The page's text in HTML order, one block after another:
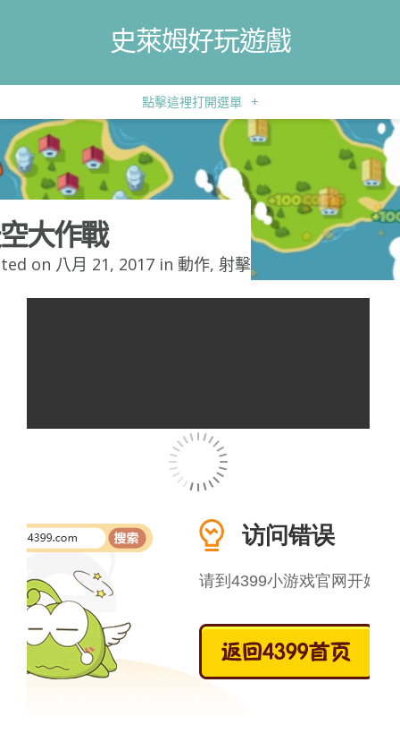
史萊姆好玩遊戲
點擊這裡打開選單 +
大作戰
on 八月 21, 2017 in 動作, 射擊